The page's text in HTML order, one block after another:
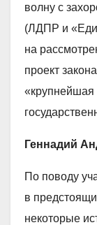
волну с
(ЛДПР и
на
проект
«крупнейшая
Геннадий
По поводу
в
некоторые